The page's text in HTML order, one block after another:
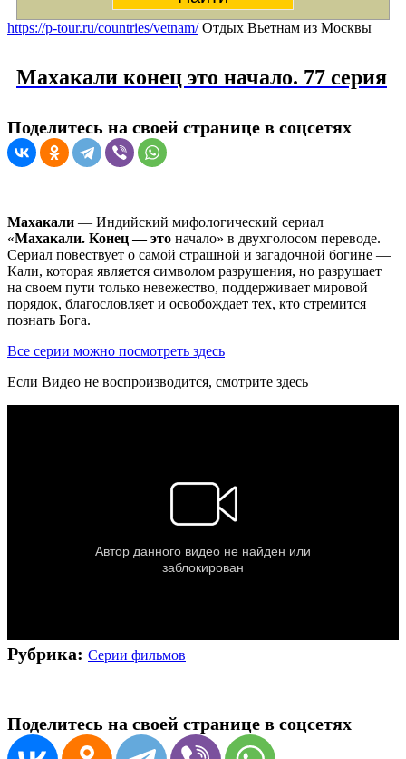
https://p-tour.ru/countries/vetnam/Отдых Вьетнам из Москвы
Махакали конец это начало. 77 серия
Поделитесь на своей странице в соцсетях
Махакали — Индийский мифологический сериал
«Махакали. Конец — это начало» в двухголосом переводе.
Сериал повествует о самой страшной и загадочной богине —
Кали, которая является символом разрушения, но разрушает
на своем пути только невежество, поддерживает мировой
порядок, благословляет и освобождает тех, кто стремится
познать Бога.
Все серии можно посмотреть здесь
Если Видео не воспроизводится, смотрите здесь
Рубрика: Серии фильмов
Поделитесь на своей странице в соцсетях